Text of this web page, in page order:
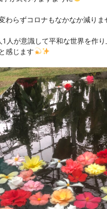
わらずコロナもなかなか減りま
1人が意識して平和な世界を作
感じます